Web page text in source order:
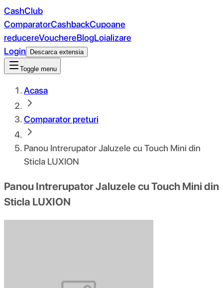
CashClub
ComparatorCashbackCupoane
reducereVouchereBlogLoializare
Login
Descarca extensia
Toggle menu
Acasa
Comparator preturi
Panou Intrerupator Jaluzele cu Touch Mini din
Sticla LUXION
Panou Intrerupator Jaluzele cu Touch Mini din
Sticla LUXION